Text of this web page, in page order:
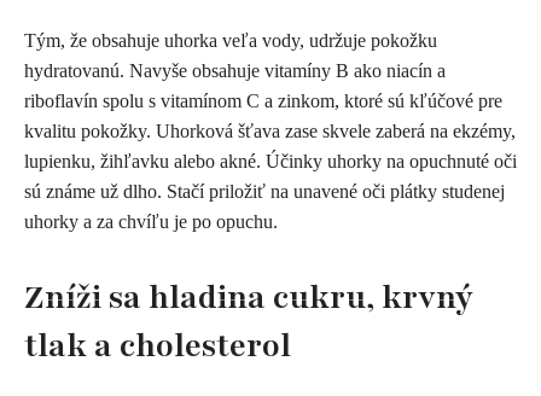
Tým, že obsahuje uhorka veľa vody, udržuje pokožku
hydratovanú. Navyše obsahuje vitamíny B ako niacín a
riboflavín spolu s vitamínom C a zinkom, ktoré sú kľúčové pre
kvalitu pokožky. Uhorková šťava zase skvele zaberá na ekzémy,
lupienku, žihľavku alebo akné. Účinky uhorky na opuchnuté oči
sú známe už dlho. Stačí priložiť na unavené oči plátky studenej
uhorky a za chvíľu je po opuchu.
Zníži sa hladina cukru, krvný
tlak a cholesterol